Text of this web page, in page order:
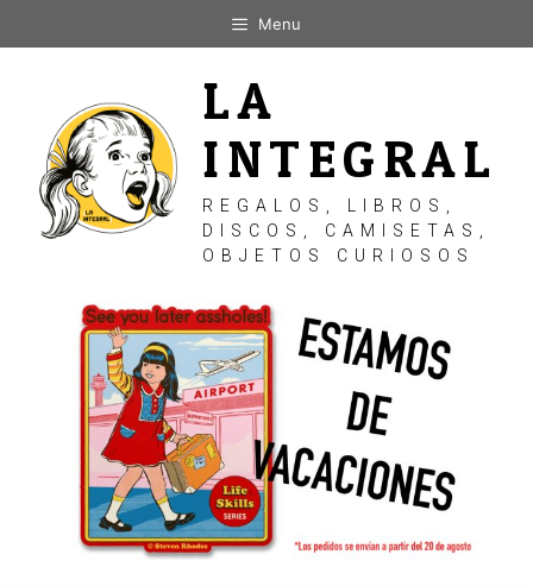
al
Menu
LA
INTEGRAL
REGALOS, LIBROS,
DISCOS, CAMISETAS,
OBJETOS CURIOSOS